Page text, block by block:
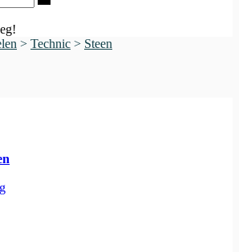
> Technic > Steen